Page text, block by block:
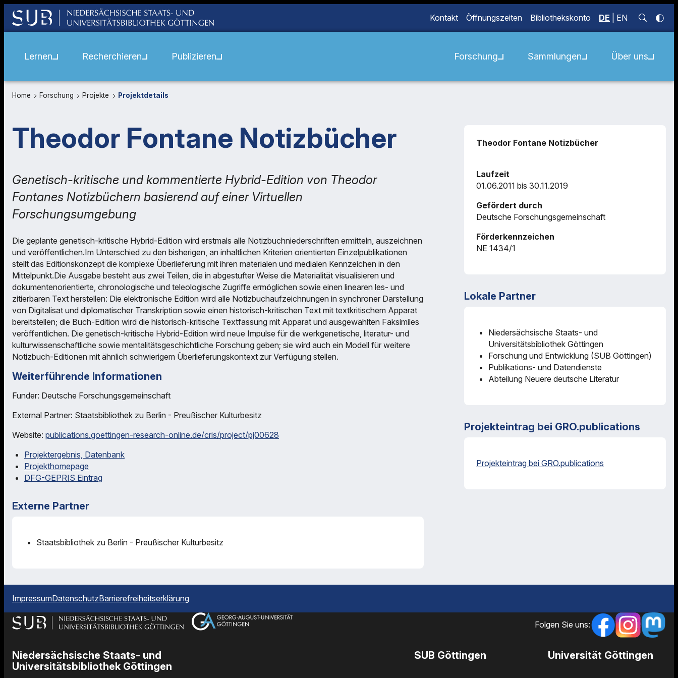
Kontakt Öffnungszeiten Bibliothekskonto DE EN
Lernen Recherchieren Publizieren Forschung Sammlungen Über uns
Home Forschung Projekte Projektdetails
Theodor Fontane Notizbücher
Genetisch-kritische und kommentierte Hybrid-Edition von Theodor
Fontanes Notizbüchern basierend auf einer Virtuellen
Forschungsumgebung
Die geplante genetisch-kritische Hybrid-Edition wird erstmals alle Notizbuchniederschriften ermitteln, auszeichnen
und veröffentlichen.Im Unterschied zu den bisherigen, an inhaltlichen Kriterien orientierten Einzelpublikationen
stellt das Editionskonzept die komplexe Überlieferung mit ihren materialen und medialen Kennzeichen in den
Mittelpunkt.Die Ausgabe besteht aus zwei Teilen, die in abgestufter Weise die Materialität visualisieren und
dokumentenorientierte, chronologische und teleologische Zugriffe ermöglichen sowie einen linearen les- und
zitierbaren Text herstellen: Die elektronische Edition wird alle Notizbuchaufzeichnungen in synchroner Darstellung
von Digitalisat und diplomatischer Transkription sowie einen historisch-kritischen Text mit textkritischem Apparat
bereitstellen; die Buch-Edition wird die historisch-kritische Textfassung mit Apparat und ausgewählten Faksimiles
veröffentlichen. Die genetisch-kritische Hybrid-Edition wird neue Impulse für die werkgenetische, literatur- und
kulturwissenschaftliche sowie mentalitätsgeschichtliche Forschung geben; sie wird auch ein Modell für weitere
Notizbuch-Editionen mit ähnlich schwierigem Überlieferungskontext zur Verfügung stellen.
Weiterführende Informationen
Funder: Deutsche Forschungsgemeinschaft
External Partner: Staatsbibliothek zu Berlin - Preußischer Kulturbesitz
Website: publications.goettingen-research-online.de/cris/project/pj00628
Projektergebnis, Datenbank
Projekthomepage
DFG-GEPRIS Eintrag
Externe Partner
Staatsbibliothek zu Berlin - Preußischer Kulturbesitz
Theodor Fontane Notizbücher
Laufzeit
01.06.2011 bis 30.11.2019
Gefördert durch
Deutsche Forschungsgemeinschaft
Förderkennzeichen
NE 1434/1
Lokale Partner
Niedersächsische Staats- und
Universitätsbibliothek Göttingen
Forschung und Entwicklung (SUB Göttingen)
Publikations- und Datendienste
Abteilung Neuere deutsche Literatur
Projekteintrag bei GRO.publications
Projekteintrag bei GRO.publications
ImpressumDatenschutzBarrierefreiheitserklärung
Folgen Sie uns:
Niedersächsische Staats- und
Universitätsbibliothek Göttingen
SUB Göttingen Universität Göttingen